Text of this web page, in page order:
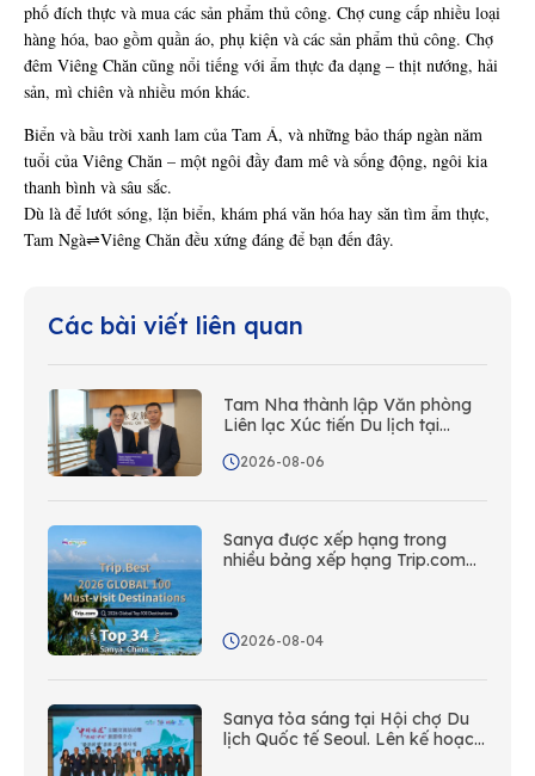
phố đích thực và mua các sản phẩm thủ công. Chợ cung cấp nhiều loại
hàng hóa, bao gồm quần áo, phụ kiện và các sản phẩm thủ công. Chợ
đêm Viêng Chăn cũng nổi tiếng với ẩm thực đa dạng – thịt nướng, hải
sản, mì chiên và nhiều món khác.
Biển và bầu trời xanh lam của Tam Á, và những bảo tháp ngàn năm
tuổi của Viêng Chăn – một ngôi đầy đam mê và sống động, ngôi kia
thanh bình và sâu sắc.
Dù là để lướt sóng, lặn biển, khám phá văn hóa hay săn tìm ẩm thực,
Tam Ngà⇌Viêng Chăn đều xứng đáng để bạn đến đây.
Các bài viết liên quan
Tam Nha thành lập Văn phòng
Liên lạc Xúc tiến Du lịch tại
2026-08-06
Sanya được xếp hạng trong
nhiều bảng xếp hạng Trip.com
2026-08-04
Sanya tỏa sáng tại Hội chợ Du
lịch Quốc tế Seoul. Lên kế hoạch